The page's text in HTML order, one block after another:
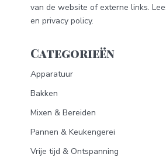
van de website of externe links.
en privacy policy.
Categorieën
Apparatuur
Bakken
Mixen & Bereiden
Pannen & Keukengerei
Vrije tijd & Ontspanning